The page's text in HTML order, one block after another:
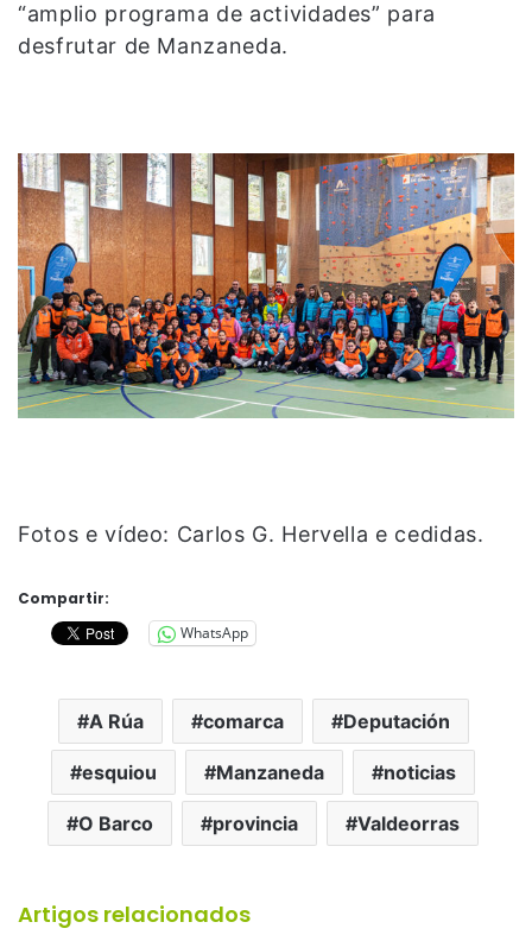
“amplio programa de actividades” para
desfrutar de Manzaneda.
Fotos e vídeo: Carlos G. Hervella e cedidas.
Compartir:
WhatsApp
A Rúa comarca Deputación
esquiou Manzaneda noticias
O Barco provincia Valdeorras
Artigos relacionados